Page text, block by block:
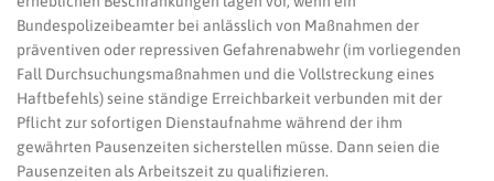
Bundespolizeibeamter bei anlässlich von Maßnahmen der
präventiven oder repressiven Gefahrenabwehr (im vorliegenden
Fall Durchsuchungsmaßnahmen und die Vollstreckung eines
Haftbefehls) seine ständige Erreichbarkeit verbunden mit der
Pflicht zur sofortigen Dienstaufnahme während der ihm
gewährten Pausenzeiten sicherstellen müsse. Dann seien die
Pausenzeiten als Arbeitszeit zu qualifizieren.